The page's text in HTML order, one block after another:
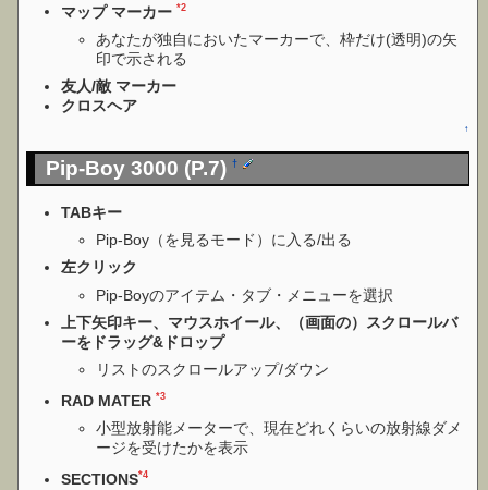
マップ マーカー *2
あなたが独自においたマーカーで、枠だけ(透明)の矢
印で示される
友人/敵 マーカー
クロスヘア
↑
Pip-Boy 3000 (P.7)†
TABキー
Pip-Boy（を見るモード）に入る/出る
左クリック
Pip-Boyのアイテム・タブ・メニューを選択
上下矢印キー、マウスホイール、（画面の）スクロールバ
ーをドラッグ&ドロップ
リストのスクロールアップ/ダウン
RAD MATER *3
小型放射能メーターで、現在どれくらいの放射線ダメ
ージを受けたかを表示
SECTIONS*4